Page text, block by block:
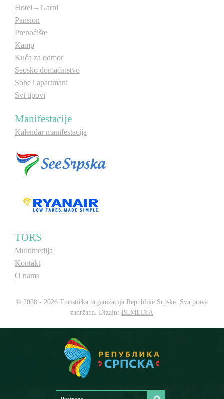
Hotel – Garni
Pansion
Prenoćište
Kamp
Kuća za odmor
Seosko domaćinstvo
Sobe i apartmani
Svi tipovi
Manifestacije
Kalendar manifestacija
TORS
Multimedija
Kontakt
O nama
© 2008 - 2026 Turistička organizacija Republike Srpske. Sva prava
zadržana. Dizajn: BLMEDIA